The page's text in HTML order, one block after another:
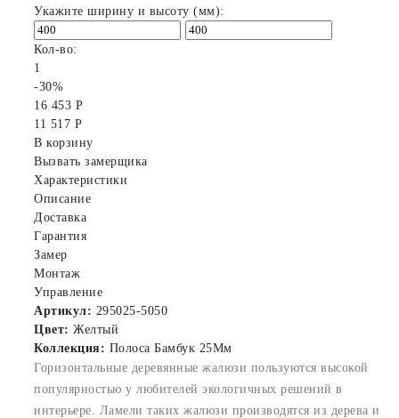
Укажите ширину и высоту (мм):
Кол-во:
1
-30%
16 453 Р
11 517 Р
В корзину
Вызвать замерщика
Характеристики
Описание
Доставка
Гарантия
Замер
Монтаж
Управление
Артикул: 295025-5050
Цвет: Желтый
Коллекция: Полоса Бамбук 25Мм
Горизонтальные деревянные жалюзи пользуются высокой
популярностью у любителей экологичных решений в
интерьере. Ламели таких жалюзи производятся из дерева и